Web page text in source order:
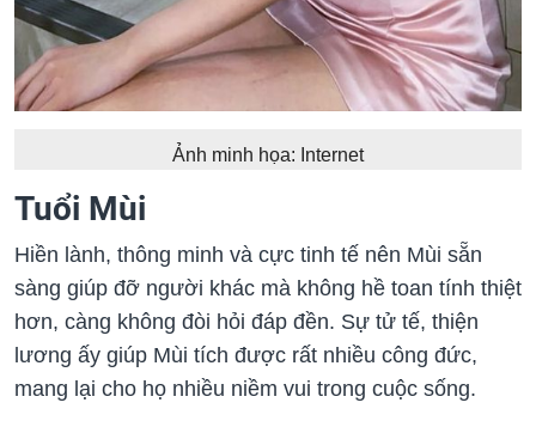
Ảnh minh họa: Internet
Tuổi Mùi
Hiền lành, thông minh và cực tinh tế nên Mùi sẵn
sàng giúp đỡ người khác mà không hề toan tính thiệt
hơn, càng không đòi hỏi đáp đền. Sự tử tế, thiện
lương ấy giúp Mùi tích được rất nhiều công đức,
mang lại cho họ nhiều niềm vui trong cuộc sống.